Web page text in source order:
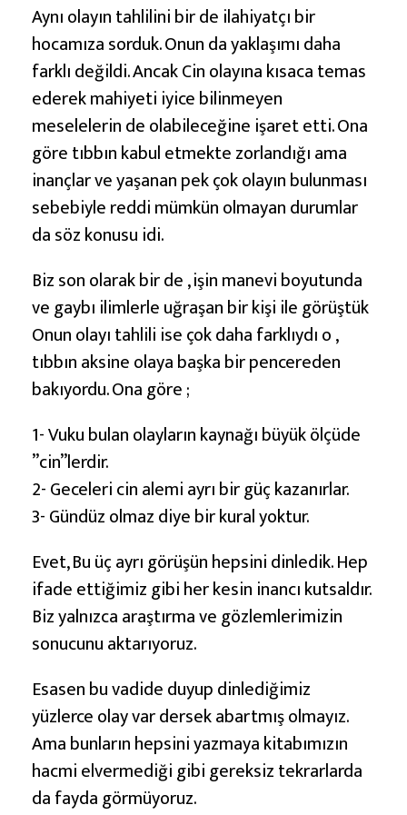
Aynı olayın tahlilini bir de ilahiyatçı bir
hocamıza sorduk. Onun da yaklaşımı daha
farklı değildi. Ancak Cin olayına kısaca temas
ederek mahiyeti iyice bilinmeyen
meselelerin de olabileceğine işaret etti. Ona
göre tıbbın kabul etmekte zorlandığı ama
inançlar ve yaşanan pek çok olayın bulunması
sebebiyle reddi mümkün olmayan durumlar
da söz konusu idi.
Biz son olarak bir de , işin manevi boyutunda
ve gaybı ilimlerle uğraşan bir kişi ile görüştük
Onun olayı tahlili ise çok daha farklıydı o ,
tıbbın aksine olaya başka bir pencereden
bakıyordu. Ona göre ;
1- Vuku bulan olayların kaynağı büyük ölçüde
”cin”lerdir.
2- Geceleri cin alemi ayrı bir güç kazanırlar.
3- Gündüz olmaz diye bir kural yoktur.
Evet, Bu üç ayrı görüşün hepsini dinledik. Hep
ifade ettiğimiz gibi her kesin inancı kutsaldır.
Biz yalnızca araştırma ve gözlemlerimizin
sonucunu aktarıyoruz.
Esasen bu vadide duyup dinlediğimiz
yüzlerce olay var dersek abartmış olmayız.
Ama bunların hepsini yazmaya kitabımızın
hacmi elvermediği gibi gereksiz tekrarlarda
da fayda görmüyoruz.